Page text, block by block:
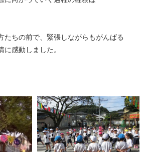
たちの前で、緊張しながらもがんばる
感動しました。